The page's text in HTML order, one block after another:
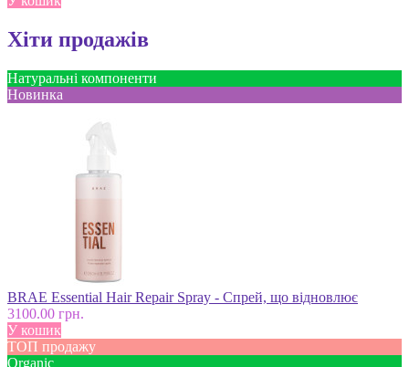
Хіти продажів
Натуральні компоненти
Новинка
BRAE Essential Hair Repair Spray - Спрей, що відновлює
3100.00 грн.
У кошик
ТОП продажу
Оrganic